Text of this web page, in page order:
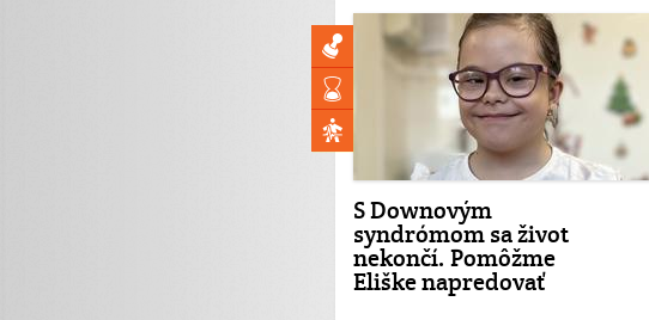
S Downovým
syndrómom sa život
nekončí. Pomôžme
Eliške napredovať